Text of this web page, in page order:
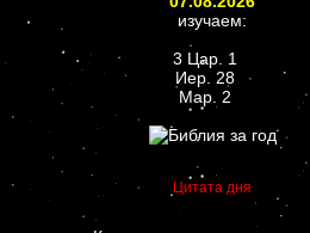
изучаем:
3 Цар. 1
Иер. 28
Мар. 2
Цитата дня